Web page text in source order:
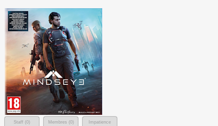
Staff (0) Membres (0)
Impatience